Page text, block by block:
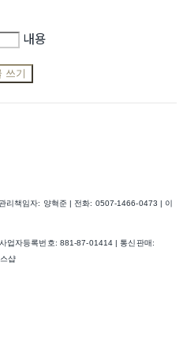
내용
쓰기
리책임자: 양혁준 | 전화: 0507-1466-0473 | 이
업자등록번호: 881-87-01414 | 통신판매:
샵